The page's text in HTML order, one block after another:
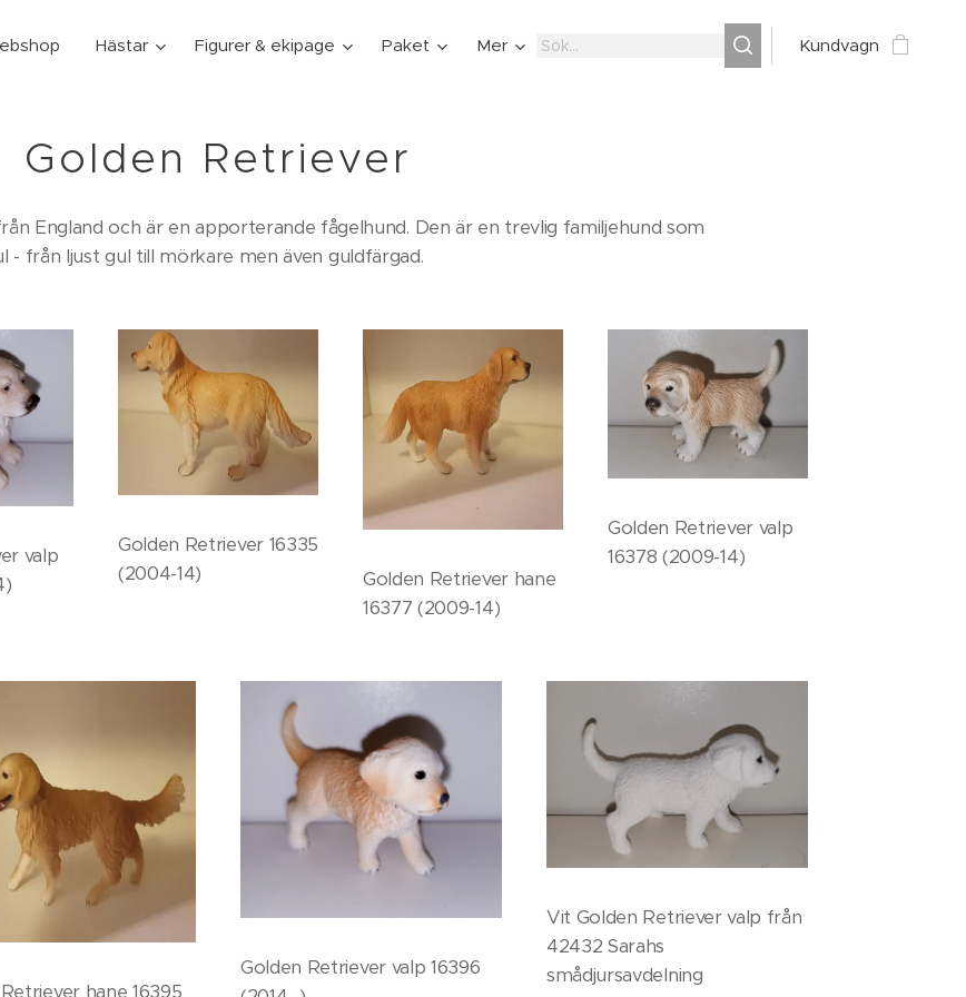
Hästar Figurer & ekipage Paket Mer Kundvagn
Golden Retriever
England och är en apporterande fågelhund. Den är en trevlig familjehund som
- från ljust gul till mörkare men även guldfärgad.
valp
Golden Retriever 16335
(2004-14)
Golden Retriever hane
16377 (2009-14)
Golden Retriever valp
16378 (2009-14)
hane 16395
Golden Retriever valp 16396
Vit Golden Retriever valp från
42432 Sarahs
smådjursavdelning